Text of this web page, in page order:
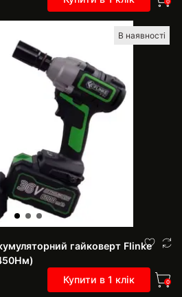
0
В наявності
гайковерт Flinke
Купити в 1 клік 0